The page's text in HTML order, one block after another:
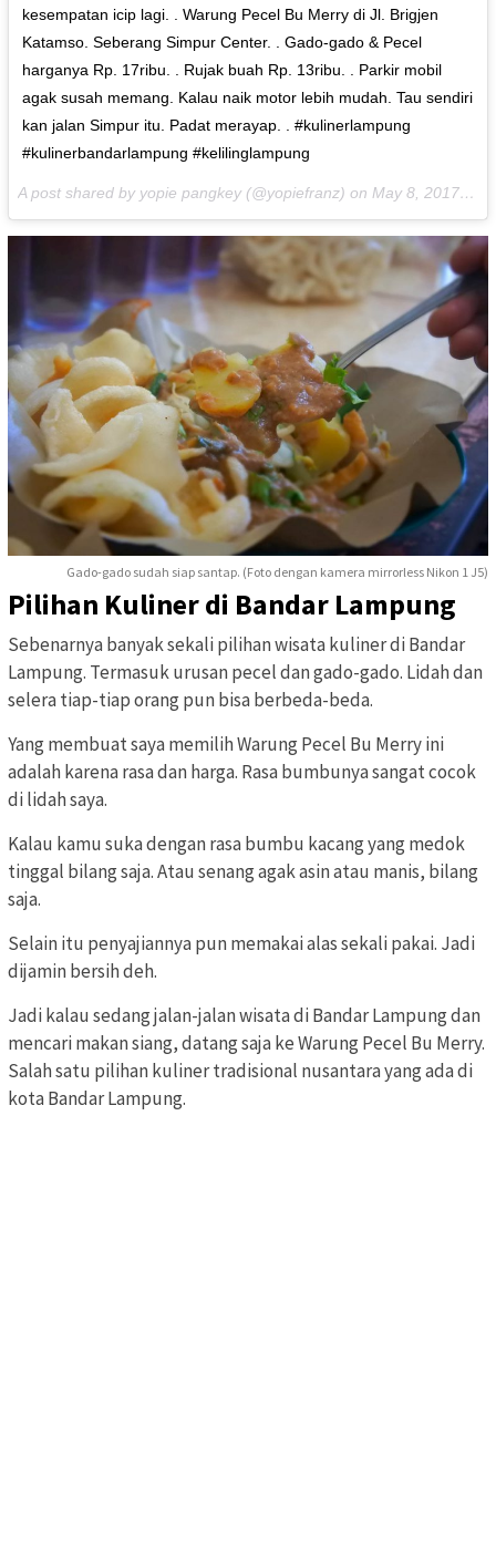
kesempatan icip lagi. . Warung Pecel Bu Merry di Jl. Brigjen
Katamso. Seberang Simpur Center. . Gado-gado & Pecel
harganya Rp. 17ribu. . Rujak buah Rp. 13ribu. . Parkir mobil
agak susah memang. Kalau naik motor lebih mudah. Tau sendiri
kan jalan Simpur itu. Padat merayap. . #kulinerlampung
#kulinerbandarlampung #kelilinglampung
A post shared by yopie pangkey (@yopiefranz) on May 8, 2017 at 4:17am PDT
Gado-gado sudah siap santap. (Foto dengan kamera mirrorless Nikon 1 J5)
Pilihan Kuliner di Bandar Lampung
Sebenarnya banyak sekali pilihan wisata kuliner di Bandar
Lampung. Termasuk urusan pecel dan gado-gado. Lidah dan
selera tiap-tiap orang pun bisa berbeda-beda.
Yang membuat saya memilih Warung Pecel Bu Merry ini
adalah karena rasa dan harga. Rasa bumbunya sangat cocok
di lidah saya.
Kalau kamu suka dengan rasa bumbu kacang yang medok
tinggal bilang saja. Atau senang agak asin atau manis, bilang
saja.
Selain itu penyajiannya pun memakai alas sekali pakai. Jadi
dijamin bersih deh.
Jadi kalau sedang jalan-jalan wisata di Bandar Lampung dan
mencari makan siang, datang saja ke Warung Pecel Bu Merry.
Salah satu pilihan kuliner tradisional nusantara yang ada di
kota Bandar Lampung.